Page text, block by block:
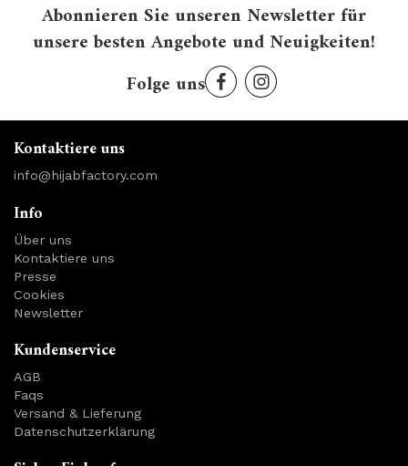
Abonnieren Sie unseren Newsletter für
unsere besten Angebote und Neuigkeiten!
Folge uns
Kontaktiere uns
info@hijabfactory.com
Info
Über uns
Kontaktiere uns
Presse
Cookies
Newsletter
Kundenservice
AGB
Faqs
Versand & Lieferung
Datenschutzerklärung